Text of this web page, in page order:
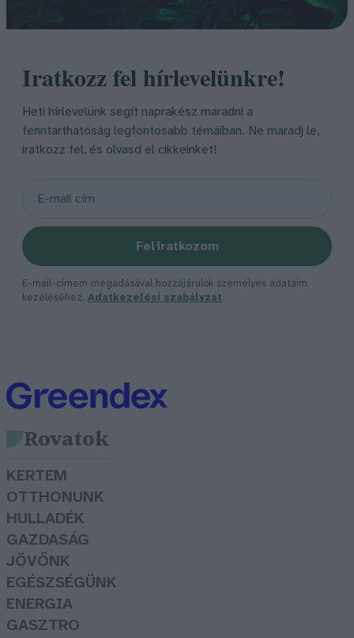
Iratkozz fel hírlevelünkre!
Heti hírlevelünk segít naprakész maradni a
fenntarthatóság legfontosabb témáiban. Ne maradj le,
iratkozz fel, és olvasd el cikkeinket!
Feliratkozom
E-mail-címem megadásával hozzájárulok személyes adataim
kezeléséhez. Adatkezelési szabályzat
Rovatok
KERTEM
OTTHONUNK
HULLADÉK
GAZDASÁG
JÖVŐNK
EGÉSZSÉGÜNK
ENERGIA
GASZTRO